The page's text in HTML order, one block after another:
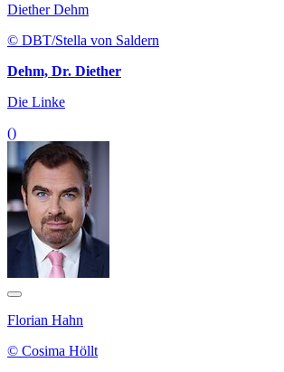
Diether Dehm
© DBT/Stella von Saldern
Dehm, Dr. Diether
Die Linke
()
Florian Hahn
© Cosima Höllt